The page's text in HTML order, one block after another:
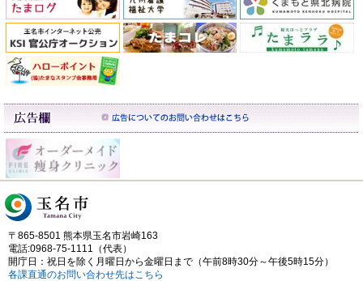
〒865-8501 熊本県玉名市岩崎163
電話:0968-75-1111（代表）
開庁日：祝日を除く月曜日から金曜日まで（午前8時30分～午後5時15分）
各課直通のお問い合わせ先はこちら